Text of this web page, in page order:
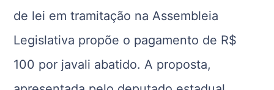
de lei em tramitação na Assembleia
Legislativa propõe o pagamento de R$
100 por javali abatido. A proposta,